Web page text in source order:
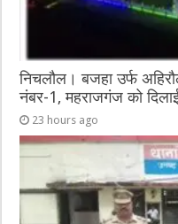
निचलौल। बजहा उर्फ
नंबर-1, महराजगंज को
23 hours ago